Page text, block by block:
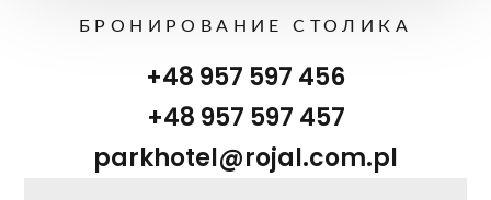
БРОНИРОВАНИЕ СТОЛИКА
+48 957 597 456
+48 957 597 457
parkhotel@rojal.com.pl